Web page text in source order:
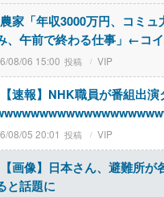
農家「年収3000万円、コミ
、午前で終わる仕事」←コ
08/06 15:00 VIP
【速報】NHK職員が番組出
08/05 20:01 VIP
【画像】日本さん、避難所
と話題に